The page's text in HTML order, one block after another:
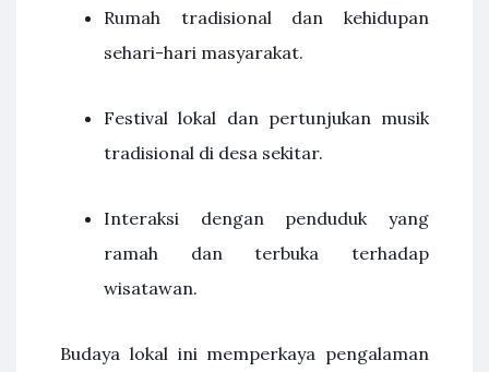
Rumah tradisional dan kehidupan
sehari-hari masyarakat.
Festival lokal dan pertunjukan musik
tradisional di desa sekitar.
Interaksi dengan penduduk yang
ramah dan terbuka terhadap
wisatawan.
Budaya lokal ini memperkaya pengalaman